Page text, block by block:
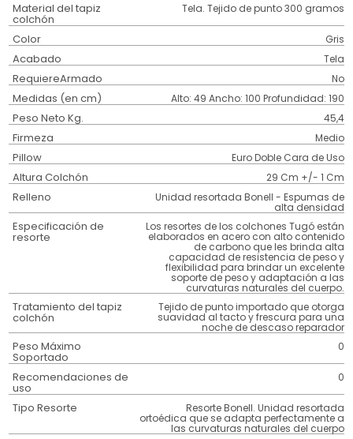
Material del tapiz
colchón
Tela. Tejido de punto 300 gramos
Color Gris
Acabado Tela
RequiereArmado No
Medidas (en cm) Alto: 49 Ancho: 100 Profundidad: 190
Peso Neto Kg. 45,4
Firmeza Medio
Pillow Euro Doble Cara de Uso
Altura Colchón 29 Cm +/- 1 Cm
Relleno Unidad resortada Bonell - Espumas de
alta densidad
Especificación de
resorte
Los resortes de los colchones Tugó están
elaborados en acero con alto contenido
de carbono que les brinda alta
capacidad de resistencia de peso y
flexibilidad para brindar un excelente
soporte de peso y adaptación a las
curvaturas naturales del cuerpo.
Tratamiento del tapiz
colchón
Tejido de punto importado que otorga
suavidad al tacto y frescura para una
noche de descaso reparador
Peso Máximo
Soportado
0
Recomendaciones de
uso
0
Tipo Resorte Resorte Bonell. Unidad resortada
ortoédica que se adapta perfectamente a
las curvaturas naturales del cuerpo